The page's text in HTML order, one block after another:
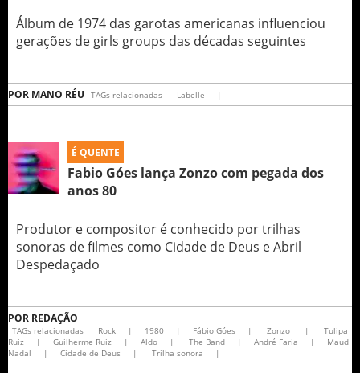
Álbum de 1974 das garotas americanas influenciou
gerações de girls groups das décadas seguintes
POR MANO RÉU TAGs relacionadas Labelle |
É QUENTE
Fabio Góes lança Zonzo com pegada dos
anos 80
Produtor e compositor é conhecido por trilhas
sonoras de filmes como Cidade de Deus e Abril
Despedaçado
POR REDAÇÃO
TAGs relacionadas Rock | 1980 | Fábio Góes | Zonzo |
Tulipa
Ruiz
| Guilherme Ruiz | Aldo | The Band | André Faria |
Maud
Nadal
| Cidade de Deus | Trilha sonora |